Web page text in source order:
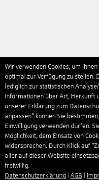
Wir verwenden Cookies, um
optimal zur Verfügung zu stellen.
lediglich zur statistischen
Informationen über Art, Herkunft
unserer Erklärung zum
anpassen" können Sie
Einwilligung verwenden dürfen.
Möglichkeit, dem Einsatz von
widersprechen. Durch Klick auf
aller auf dieser Website
freiwillig.
Datenschutzerklärung
AGB